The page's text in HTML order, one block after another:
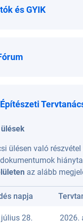
és GYIK
ülésen való
az alább
napja
28. 2026.